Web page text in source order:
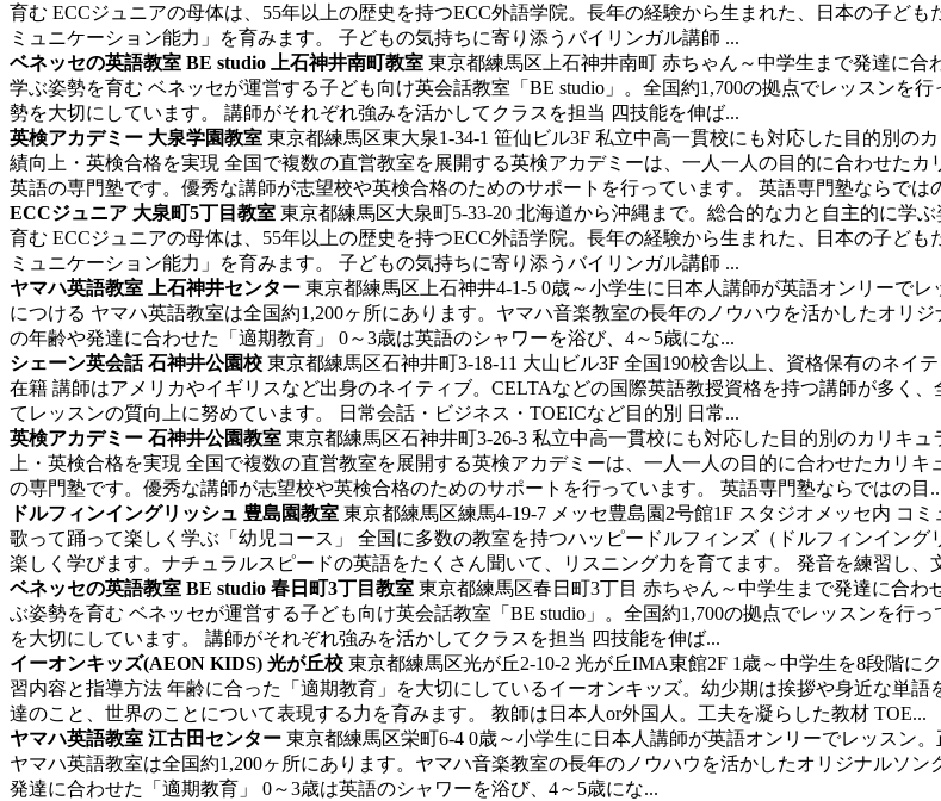
育む ECCジュニアの母体は、55年以上の歴史を持つECC外語学院。長年の経験から生まれた、日本の子ど
ミュニケーション能力」を育みます。 子どもの気持ちに寄り添うバイリンガル講師 ...
ベネッセの英語教室 BE studio 上石神井南町教室 東京都練馬区上石神井南町 赤ちゃん～中学生まで発達に合
学ぶ姿勢を育む ベネッセが運営する子ども向け英会話教室「BE studio」。全国約1,700の拠点でレッスンを
勢を大切にしています。 講師がそれぞれ強みを活かしてクラスを担当 四技能を伸ば...
英検アカデミー 大泉学園教室 東京都練馬区東大泉1-34-1 笹仙ビル3F 私立中高一貫校にも対応した目的別の
績向上・英検合格を実現 全国で複数の直営教室を展開する英検アカデミーは、一人一人の目的に合わせた
英語の専門塾です。優秀な講師が志望校や英検合格のためのサポートを行っています。 英語専門塾ならでは
ECCジュニア 大泉町5丁目教室 東京都練馬区大泉町5-33-20 北海道から沖縄まで。総合的な力と自主的に学
育む ECCジュニアの母体は、55年以上の歴史を持つECC外語学院。長年の経験から生まれた、日本の子ど
ミュニケーション能力」を育みます。 子どもの気持ちに寄り添うバイリンガル講師 ...
ヤマハ英語教室 上石神井センター 東京都練馬区上石神井4-1-5 0歳～小学生に日本人講師が英語オンリーで
につける ヤマハ英語教室は全国約1,200ヶ所にあります。ヤマハ音楽教室の長年のノウハウを活かしたオリ
の年齢や発達に合わせた「適期教育」 0～3歳は英語のシャワーを浴び、4～5歳にな...
シェーン英会話 石神井公園校 東京都練馬区石神井町3-18-11 大山ビル3F 全国190校舎以上、資格保有のネイ
在籍 講師はアメリカやイギリスなど出身のネイティブ。CELTAなどの国際英語教授資格を持つ講師が多く
てレッスンの質向上に努めています。 日常会話・ビジネス・TOEICなど目的別 日常...
英検アカデミー 石神井公園教室 東京都練馬区石神井町3-26-3 私立中高一貫校にも対応した目的別のカリキ
上・英検合格を実現 全国で複数の直営教室を展開する英検アカデミーは、一人一人の目的に合わせたカリ
の専門塾です。優秀な講師が志望校や英検合格のためのサポートを行っています。 英語専門塾ならではの目
ドルフィンイングリッシュ 豊島園教室 東京都練馬区練馬4-19-7 メッセ豊島園2号館1F スタジオメッセ内 コミ
歌って踊って楽しく学ぶ「幼児コース」 全国に多数の教室を持つハッピードルフィンズ（ドルフィンイン
楽しく学びます。ナチュラルスピードの英語をたくさん聞いて、リスニング力を育てます。 発音を練習し、
ベネッセの英語教室 BE studio 春日町3丁目教室 東京都練馬区春日町3丁目 赤ちゃん～中学生まで発達に合わ
ぶ姿勢を育む ベネッセが運営する子ども向け英会話教室「BE studio」。全国約1,700の拠点でレッスンを行
を大切にしています。 講師がそれぞれ強みを活かしてクラスを担当 四技能を伸ば...
イーオンキッズ(AEON KIDS) 光が丘校 東京都練馬区光が丘2-10-2 光が丘IMA東館2F 1歳～中学生を8段階に
習内容と指導方法 年齢に合った「適期教育」を大切にしているイーオンキッズ。幼少期は挨拶や身近な単
達のこと、世界のことについて表現する力を育みます。 教師は日本人or外国人。工夫を凝らした教材 TOE...
ヤマハ英語教室 江古田センター 東京都練馬区栄町6-4 0歳～小学生に日本人講師が英語オンリーでレッスン
ヤマハ英語教室は全国約1,200ヶ所にあります。ヤマハ音楽教室の長年のノウハウを活かしたオリジナルソ
発達に合わせた「適期教育」 0～3歳は英語のシャワーを浴び、4～5歳にな...